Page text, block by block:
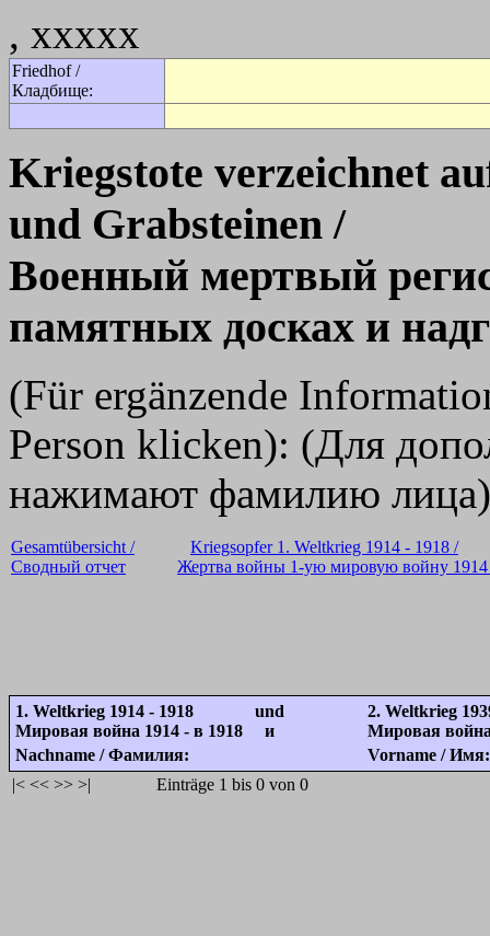
, xxxxx
Friedhof /
Кладбище:
Kriegstote verzeichnet
und Grabsteinen /
Военный мертвый
памятных досках и
(Für ergänzende
Person klicken): (Для
нажимают фамилию лица)
Gesamtübersicht /
Сводный отчет
Kriegsopfer 1. Weltkrieg 1914 - 1918 /
Жертва войны 1-ую мировую войну 1914
1. Weltkrieg 1914 - 1918 und
Мировая война 1914 - в 1918 и
2. Weltkrieg
Мировая
Nachname / Фамилия:
Vorname / Имя:
|< << >> >| Einträge 1 bis 0 von 0